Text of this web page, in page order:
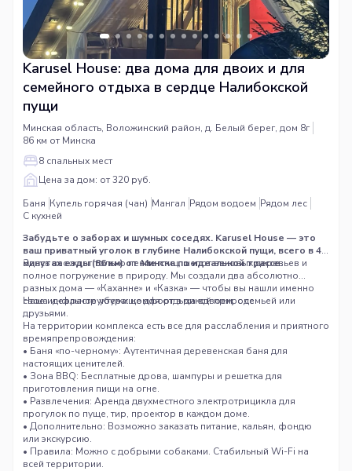
Karusel House: два дома для двоих и для
семейного отдыха в сердце Налибокской
пущи
Минская область, Воложинский район, д. Белый берег, дом 8г
86 км от Минска
8 спальных мест
Цена за дом: от 320 руб.
Баня Купель горячая (чан) Мангал Рядом водоем Рядом лес
С кухней
Забудьте о заборах и шумных соседях. Karusel House — это
ваш приватный уголок в глубине Налибокской пущи, всего в 47
минутах езды (86 км) от Минска по идеальной трассе.
Здесь вас ждет только пение птиц, шепот вековых деревьев и
полное погружение в природу. Мы создали два абсолютно
разных дома — «Каханне» и «Казка» — чтобы вы нашли именно
свое идеальное убежище для отдыха вдвоем, с семьей или
друзьями.
Наша инфраструктура: комфорт в дикой природе
На территории комплекса есть все для расслабления и приятного
времяпрепровождения:
• Баня «по-черному»: Аутентичная деревенская баня для
настоящих ценителей.
• Зона BBQ: Бесплатные дрова, шампуры и решетка для
приготовления пищи на огне.
• Развлечения: Аренда двухместного электротрицикла для
прогулок по пуще, тир, проектор в каждом доме.
• Дополнительно: Возможно заказать питание, кальян, фондю
или экскурсию.
• Правила: Можно с добрыми собаками. Стабильный Wi-Fi на
всей территории.